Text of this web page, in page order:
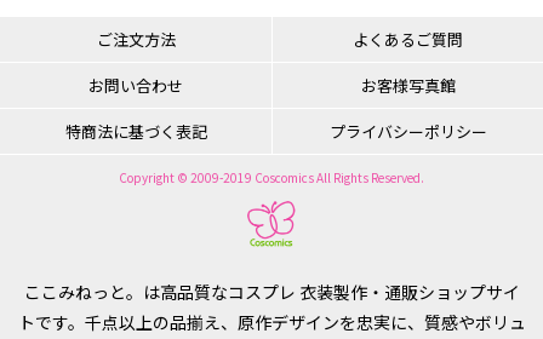
ご注文方法
よくあるご質問
お問い合わせ
お客様写真館
特商法に基づく表記
プライバシーポリシー
Copyright © 2009-2019 Coscomics All Rights Reserved.
ここみねっと。は高品質なコスプレ 衣装製作・通販ショップサイ
トです。千点以上の品揃え、原作デザインを忠実に、質感やボリュ